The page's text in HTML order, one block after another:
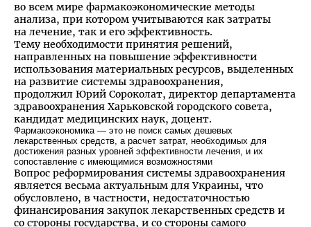
во всем мире фармакоэкономические методы
анализа, при котором учитываются как затраты
на лечение, так и его эффективность.
Тему необходимости принятия решений,
направленных на повышение эффективности
использования материальных ресурсов, выделенных
на развитие системы здравоохранения,
продолжил Юрий Сороколат, директор департамента
здравоохранения Харьковской городского совета,
кандидат медицинских наук, доцент.
Фармакоэкономика — это не поиск самых дешевых
лекарственных средств, а расчет затрат, необходимых для
достижения разных уровней эффективности лечения, и их
сопоставление с имеющимися возможностями
Вопрос реформирования системы здравоохранения
является весьма актуальным для Украины, что
обусловлено, в частности, недостаточностью
финансирования закупок лекарственных средств и
со стороны государства, и со стороны самого